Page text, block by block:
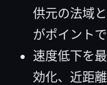
供元の法域
がポイントで
速度低下を
効化、近距